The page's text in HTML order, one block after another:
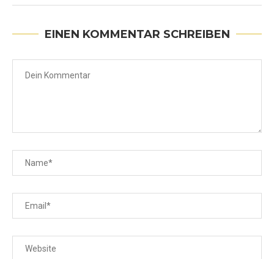
EINEN KOMMENTAR SCHREIBEN